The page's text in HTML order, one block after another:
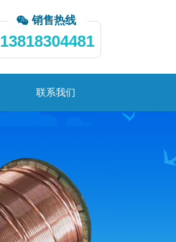
销售热线
13818304481
联系我们